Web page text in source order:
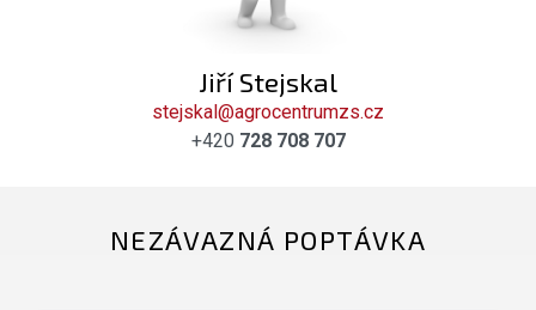
Jiří Stejskal
stejskal@agrocentrumzs.cz
+420 728 708 707
NEZÁVAZNÁ POPTÁVKA